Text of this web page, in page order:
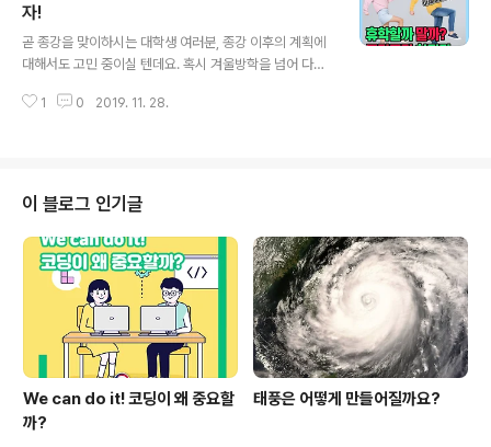
전시장은 산업협력 정책 및 성과에 대한 의견 교환의 장이
되었습니다. 덕분에 ‘2019 산학협력 엑스포’는 신지식 및
첨단기술 창출과 창의적 인재 양성 과정에 큰 힘을 모으는
및 기업, 단체가 참여하여 803개의 부스를 운영하였습니
자!
곧 종강을 맞이하시는 대학생 여러분, 종강 이후의 계획에
대해서도 고민 중이실 텐데요. 혹시 겨울방학을 넘어 다음
늘은 대학생이라면 누구나 한번쯤 고민해보는 휴학에 대한
친구들의 인터뷰를 통해 알아보았습니다. 함께 알아볼까
요? 내가 휴학을 하고싶은 이유를 명확하게 하자! 휴학을
신청하는 방법은 매우 간단합니다. 학교 포털사이트에서
신청하거나 행정실에 직접 신청하면 되죠. 하지만 휴학을
결정하기까지의 과정은 어렵고 복잡합니다. 고등학교까지
쉴 틈 없이 교육을 받다가 대학에 입학하고 처..
1 0 2019. 11. 28.
이 블로그 인기글
We can do it! 코딩이 왜 중요할
까?
태풍은 어떻게 만들어질까요?